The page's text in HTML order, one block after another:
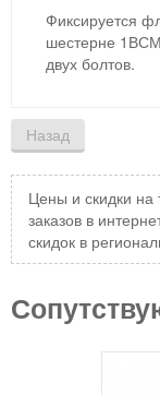
Фиксируется
шестерне
двух болтов.
Цены и скидки на
заказов в
скидок в